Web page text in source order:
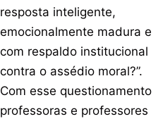
resposta inteligente,
emocionalmente madura e
com respaldo institucional
contra o assédio moral?”.
Com esse questionamento
professoras e professores